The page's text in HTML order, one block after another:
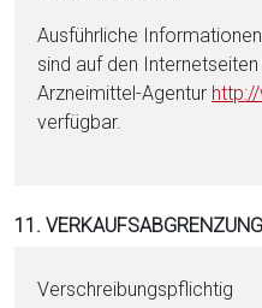
Ausführliche
sind auf den
Arzneimittel-Agentur
verfügbar.
11. VERKAUFSABGRENZUNG
Verschreibungspflichtig